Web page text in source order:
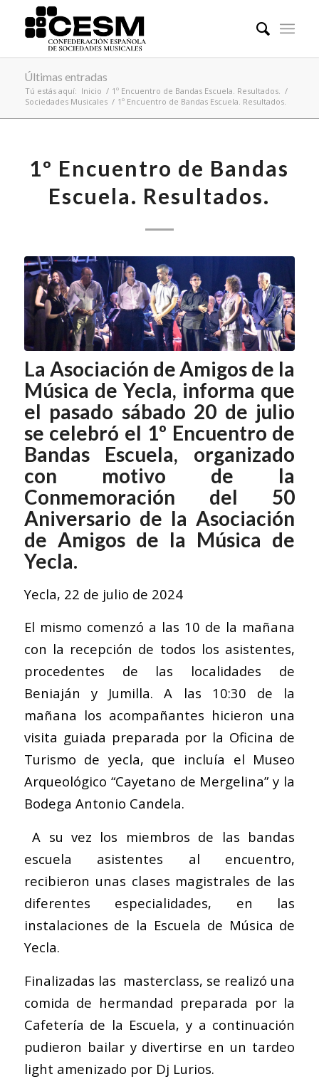
Últimas entradas
Tú estás aquí: Inicio / 1º Encuentro de Bandas Escuela. Resultados. /
Sociedades Musicales / 1º Encuentro de Bandas Escuela. Resultados.
1º Encuentro de Bandas
Escuela. Resultados.
La Asociación de Amigos de la
Música de Yecla, informa que
el pasado sábado 20 de julio
se celebró el 1º Encuentro de
Bandas Escuela, organizado
con motivo de la
Conmemoración del 50
Aniversario de la Asociación
de Amigos de la Música de
Yecla.
Yecla, 22 de julio de 2024
El mismo comenzó a las 10 de la mañana
con la recepción de todos los asistentes,
procedentes de las localidades de
Beniaján y Jumilla. A las 10:30 de la
mañana los acompañantes hicieron una
visita guiada preparada por la Oficina de
Turismo de yecla, que incluía el Museo
Arqueológico “Cayetano de Mergelina” y la
Bodega Antonio Candela.
A su vez los miembros de las bandas
escuela asistentes al encuentro,
recibieron unas clases magistrales de las
diferentes especialidades, en las
instalaciones de la Escuela de Música de
Yecla.
Finalizadas las masterclass, se realizó una
comida de hermandad preparada por la
Cafetería de la Escuela, y a continuación
pudieron bailar y divertirse en un tardeo
light amenizado por Dj Lurios.